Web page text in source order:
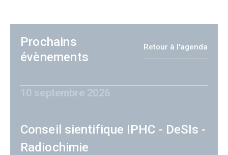
Prochains
évènements
Retour à l'agenda
10 septembre 2026
Conseil sientifique IPHC - DeSIs -
Radiochimie